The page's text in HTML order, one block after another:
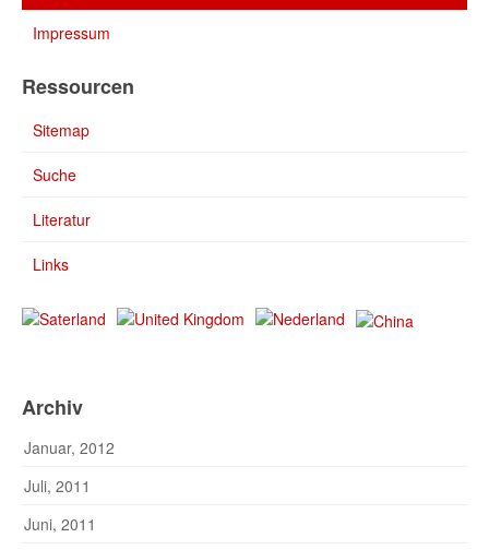
Impressum
Ressourcen
Sitemap
Suche
Literatur
Links
Archiv
Januar, 2012
Juli, 2011
Juni, 2011